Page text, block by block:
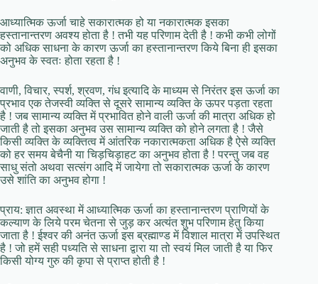
आध्यात्मिक ऊर्जा चाहे सकारात्मक हो या नकारात्मक इसका
हस्तानान्तरण अवश्य होता है ! तभी यह परिणाम देती है ! कभी कभी लोगों
को अधिक साधना के कारण ऊर्जा का हस्तानान्तरण किये बिना ही इसका
अनुभव के स्वतः होता रहता है !
वाणी, विचार, स्पर्श, श्रवण, गंध इत्यादि के माध्यम से निरंतर इस ऊर्जा का
प्रभाव एक तेजस्वी व्यक्ति से दूसरे सामान्य व्यक्ति के ऊपर पड़ता रहता
है ! जब सामान्य व्यक्ति में प्रभावित होने वाली ऊर्जा की मात्रा अधिक हो
जाती है तो इसका अनुभव उस सामान्य व्यक्ति को होने लगता है ! जैसे
किसी व्यक्ति के व्यक्तित्व में आंतरिक नकारात्मकता अधिक है ऐसे व्यक्ति
को हर समय बेचैनी या चिड़चिड़ाहट का अनुभव होता है ! परन्तु जब वह
साधु संतो अथवा सत्संग आदि में जायेगा तो सकारात्मक ऊर्जा के कारण
उसे शांति का अनुभव होगा !
प्राय: ज्ञात अवस्था में आध्यात्मिक ऊर्जा का हस्तानान्तरण प्राणियों के
कल्याण के लिये परम चेतना से जुड़ कर अत्यंत शुभ परिणाम हेतु किया
जाता है ! ईश्वर की अनंत ऊर्जा इस ब्रह्माण्ड में विशाल मात्रा में उपस्थित
है ! जो हमें सही पध्यति से साधना द्वारा या तो स्वयं मिल जाती है या फिर
किसी योग्य गुरु की कृपा से प्राप्त होती है !